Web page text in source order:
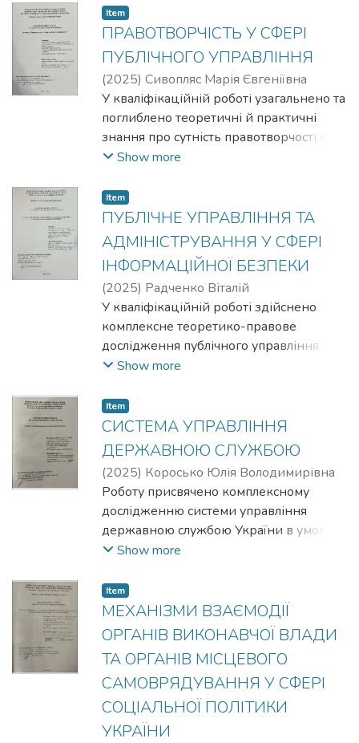
суспільством, роль управлінських
інститутів. Особливу увагу приділено
викликам воєнного часу, економічної
трансформації, відновлення територій
та зміцнення суспільної стійкості.
Запропоновано рекомендації щодо
вдосконалення державного управління
в Україні на основі світового досвіду та
окреслено перспективи розвитку.
Item
ПРАВОТВОРЧІСТЬ У СФЕРІ
ПУБЛІЧНОГО УПРАВЛІННЯ
(2025) Сивопляс Марія Євгеніївна
У кваліфікаційній роботі узагальнено та
поглиблено теоретичні й практичні
знання про сутність правотворчості в
системі публічного управління, з’ясовано
правотворчого процесу, розкрито
інституційно-організаційні особливості
правотворчого процесу у сфері
публічного управління, висвітлено
стандарти, проблеми правотворчої
діяльності органів публічного
управління та шляхи їх вирішення.
Show more
Item
ПУБЛІЧНЕ УПРАВЛІННЯ ТА
АДМІНІСТРУВАННЯ У СФЕРІ
ІНФОРМАЦІЙНОЇ БЕЗПЕКИ
(2025) Радченко Віталій
Олександрович
У кваліфікаційній роботі здійснено
комплексне теоретико-правове
дослідження публічного управління та
адміністрування у сфері інформаційної
сутність інформації як соціальної та
правової категорії, розкрито основні
наукові підходи до розуміння поняття
«інформаційна безпека», визначено її
місце у системі національної безпеки
держави, охарактеризовано елементи
системи забезпечення інформаційної
безпеки, визначено роль держави у
формуванні та реалізації інформаційної
правові механізми регулювання
інформаційної сфери, узагальнено
зарубіжний досвід публічного
управління інформаційною безпекою.
Show more
Item
СИСТЕМА УПРАВЛІННЯ
ДЕРЖАВНОЮ СЛУЖБОЮ
(2025) Коросько Юлія Володимирівна
Роботу присвячено комплексному
дослідженню системи управління
державною службою України в умовах
євроінтеграції та воєнного стану.
категоріальний апарат, визначено ролі
суб’єктів управління та нормативно-
правове забезпечення кадрової
політики. Проведено порівняльний
аналіз систем державної служби країн
ЄС та визначено пріоритетні напрями
модернізації українського державного
апарату.
Show more
Item
МЕХАНІЗМИ ВЗАЄМОДІЇ
ОРГАНІВ ВИКОНАВЧОЇ ВЛАДИ
ТА ОРГАНІВ МІСЦЕВОГО
САМОВРЯДУВАННЯ У СФЕРІ
СОЦІАЛЬНОЇ ПОЛІТИКИ
УКРАЇНИ